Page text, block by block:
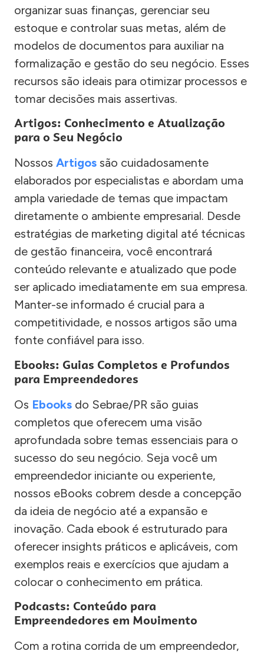
organizar suas finanças, gerenciar seu
estoque e controlar suas metas, além de
modelos de documentos para auxiliar na
formalização e gestão do seu negócio. Esses
recursos são ideais para otimizar processos e
tomar decisões mais assertivas.
Artigos: Conhecimento e Atualização
para o Seu Negócio
Nossos Artigos são cuidadosamente
elaborados por especialistas e abordam uma
ampla variedade de temas que impactam
diretamente o ambiente empresarial. Desde
estratégias de marketing digital até técnicas
de gestão financeira, você encontrará
conteúdo relevante e atualizado que pode
ser aplicado imediatamente em sua empresa.
Manter-se informado é crucial para a
competitividade, e nossos artigos são uma
fonte confiável para isso.
Ebooks: Guias Completos e Profundos
para Empreendedores
Os Ebooks do Sebrae/PR são guias
completos que oferecem uma visão
aprofundada sobre temas essenciais para o
sucesso do seu negócio. Seja você um
empreendedor iniciante ou experiente,
nossos eBooks cobrem desde a concepção
da ideia de negócio até a expansão e
inovação. Cada ebook é estruturado para
oferecer insights práticos e aplicáveis, com
exemplos reais e exercícios que ajudam a
colocar o conhecimento em prática.
Podcasts: Conteúdo para
Empreendedores em Movimento
Com a rotina corrida de um empreendedor,